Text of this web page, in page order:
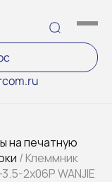
на печатную
/ Клеммник
2x06P WANJIE